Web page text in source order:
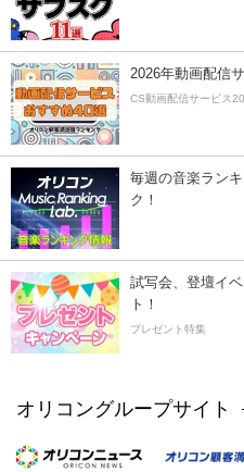
2026年動画配信
CS動画配信サービス
毎週の音楽ラン
ク！
試写会、登壇イ
ト！
プレゼント特集
オリコングループサイト